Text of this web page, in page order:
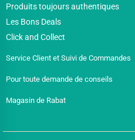
Produits toujours authentiques
Les Bons Deals
Click and Collect
Service Client et Suivi de Commandes
Pour toute demande de conseils
Magasin de Rabat